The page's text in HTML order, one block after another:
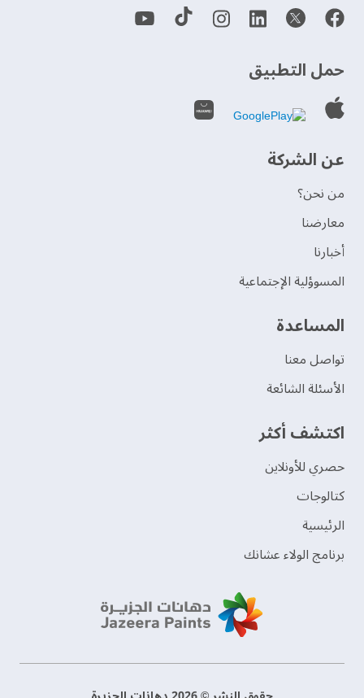
حمل التطبيق
عن الشركة
من نحن؟
‫معارضنا‬
‫أخبارنا‬
المسوؤلية الإجتماعية
‫المساعدة‬
تواصل معنا
الأسئلة الشائعة
اكتشف أكثر
حصري للأونلاين
‫كتالوجات‬
الرئيسية
برنامج الولاء عشانك